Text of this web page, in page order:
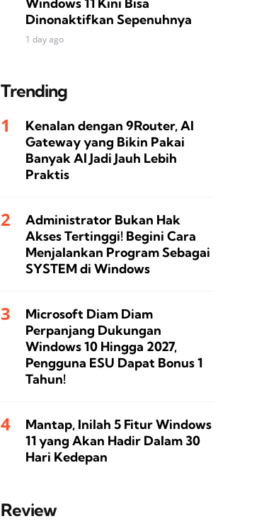
Dinonaktifkan Sepenuhnya
1 day ago
Trending
Kenalan dengan 9Router, AI
Gateway yang Bikin Pakai
Banyak AI Jadi Jauh Lebih
Praktis
Administrator Bukan Hak
Akses Tertinggi! Begini Cara
Menjalankan Program Sebagai
SYSTEM di Windows
Microsoft Diam Diam
Perpanjang Dukungan
Windows 10 Hingga 2027,
Pengguna ESU Dapat Bonus 1
Tahun!
Mantap, Inilah 5 Fitur Windows
11 yang Akan Hadir Dalam 30
Hari Kedepan
Review